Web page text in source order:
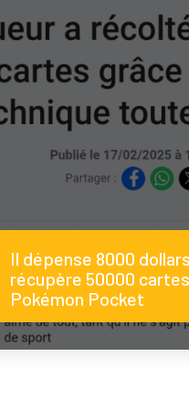
Il dépense 8000
récupère 50000
Pokémon Pocket